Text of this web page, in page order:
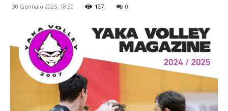
30 Gennaio 2025, 18:30 127 0